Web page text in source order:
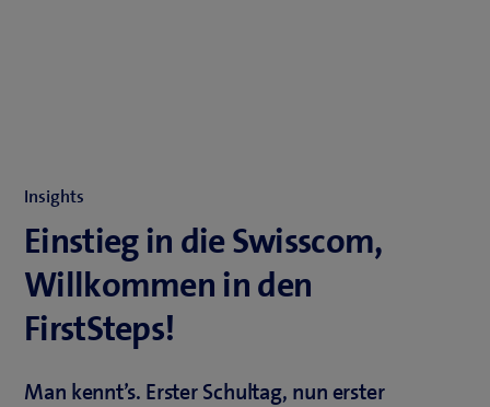
Insights
Einstieg in die Swisscom,
Willkommen in den
FirstSteps!
Man kennt’s. Erster Schultag, nun erster